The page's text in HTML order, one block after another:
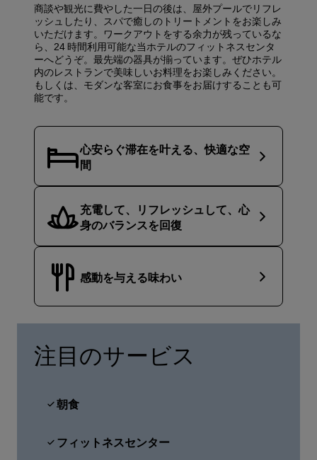
商談や観光に費やした一日の後は、屋外プールでリフレ
ッシュしたり、スパで癒しのトリートメントをお楽しみ
いただけます。ワークアウトをする余力が残っているな
ら、24 時間利用可能な当ホテルのフィットネスセンタ
ーへどうぞ。最先端の器具が揃っています。ぜひホテル
内のレストランで美味しいお料理をお楽しみください。
もしくは、モダンな客室にお食事をお届けすることも可
能です。
心安らぐ滞在を叶える、快適な空
間
充電して、リフレッシュして、心
身のバランスを回復
感動を与える味わい
注目のサービス
朝食
フィットネスセンター